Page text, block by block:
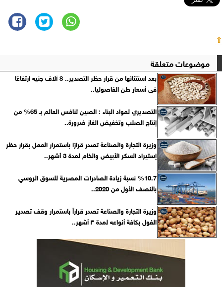
⇧
موضوعات متعلقة
بعد استثنائها من قرار حظر التصدير.. 8 آلاف جنيه ارتفاعًا
فى أسعار طن الفاصوليا..
التصديري لمواد البناء : الصين تنافس العالم بـ 65% من
إنتاج الصلب وتخفيض الغاز ضرورة..
وزيرة التجارة والصناعة تصدر قرارًا باستمرار العمل بقرار حظر
إستيراد السكر الأبيض والخام لمدة 3 أشهر..
%10.7 نسبة زيادة الصادرات المصرية للسوق الروسي
بالنصف الأول من 2020..
وزيرة التجارة والصناعة تصدر قراراً باستمرار وقف تصدير
الفول بكافة أنواعه لمدة ٣ أشهر..